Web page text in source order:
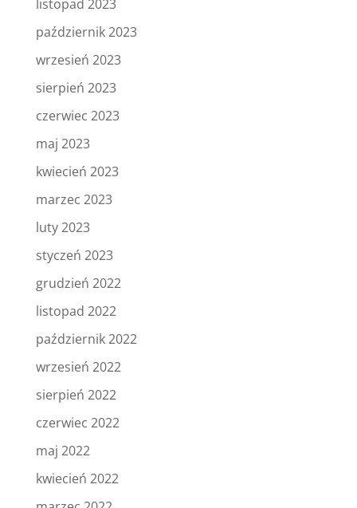
listopad 2023
październik 2023
wrzesień 2023
sierpień 2023
czerwiec 2023
maj 2023
kwiecień 2023
marzec 2023
luty 2023
styczeń 2023
grudzień 2022
listopad 2022
październik 2022
wrzesień 2022
sierpień 2022
czerwiec 2022
maj 2022
kwiecień 2022